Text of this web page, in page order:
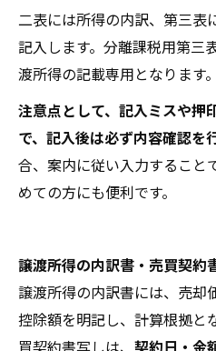
二表には所得の内訳、第三表
記入します。分離課税用第三
渡所得の記載専用となります。
注意点として、記入ミスや押
で、記入後は必ず内容確認を
合、案内に従い入力すること
めての方にも便利です。
譲渡所得の内訳書・売買契約
譲渡所得の内訳書には、売却
控除額を明記し、計算根拠と